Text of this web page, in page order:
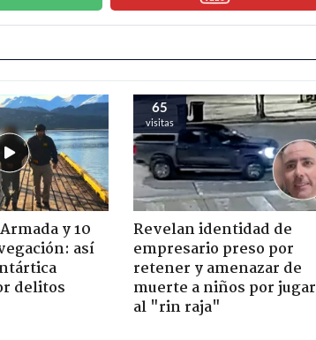
y 10
así
delitos
65
visitas
Revelan identidad de
empresario preso por
retener y amenazar de
muerte a niños por jugar
al "rin raja"